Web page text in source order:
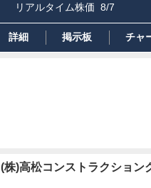
リアルタイム株価 8/7
詳細 掲示板 チャ
(株)高松コンストラクション